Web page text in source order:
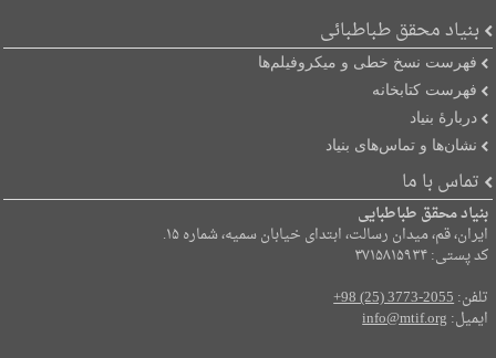
بنیاد محقق طباطبائی
فهرست نسخ خطی و میکروفیلم‌ها
فهرست کتابخانه
دربارۀ بنیاد
نشان‌ها و تماس‌های بنیاد
تماس با ما
بنیاد محقق طباطبایی
ایران، قم، میدان رسالت، ابتدای خیابان سمیه، شماره ۱۵.
کد پستی: ۳۷۱۵۸۱۵۹۳۴
تلفن:+98 (25) 3773-2055
ایمیل:info@mtif.org